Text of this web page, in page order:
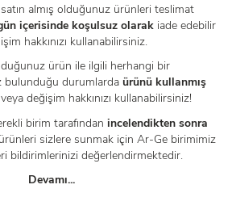
almış olduğunuz ürünleri teslimat
içerisinde koşulsuz olarak iade edebilir
hakkınızı kullanabilirsiniz.
ürün ile ilgili herhangi bir
bulunduğu durumlarda ürünü kullanmış
değişim hakkınızı kullanabilirsiniz!
birim tarafından incelendikten sonra
sizlere sunmak için Ar-Ge birimimiz
bildirimlerinizi değerlendirmektedir.
Devamı...